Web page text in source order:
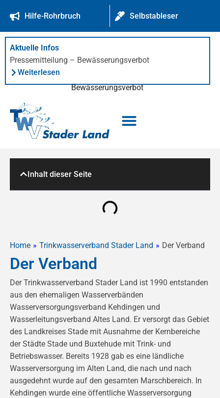
springenHilfe-Rohrbruch Selbstableser
Aktuelle Infos
Pressemitteilung – Bewässerungsverbot
Weiterlesen
Bewässerungsverbot
Inhalt dieser Seite
Home » Trinkwasserverband Stader Land » Der Verband
Der Verband
Der Trinkwasserverband Stader Land ist 1990 entstanden
aus den ehemaligen Wasserverbänden
Wasserversorgungsverband Kehdingen und
Wasserleitungsverband Altes Land. Er versorgt das Gebiet
des Landkreises Stade mit Ausnahme der Kernbereiche
der Städte Stade und Buxtehude mit Trink- und
Betriebswasser. Bereits 1928 gab es eine ländliche
Wasserversorgung im Alten Land, die nach und nach
ausgedehnt wurde auf den gesamten Marschbereich. In
Kehdingen wurde eine öffentliche Wasserversorgung